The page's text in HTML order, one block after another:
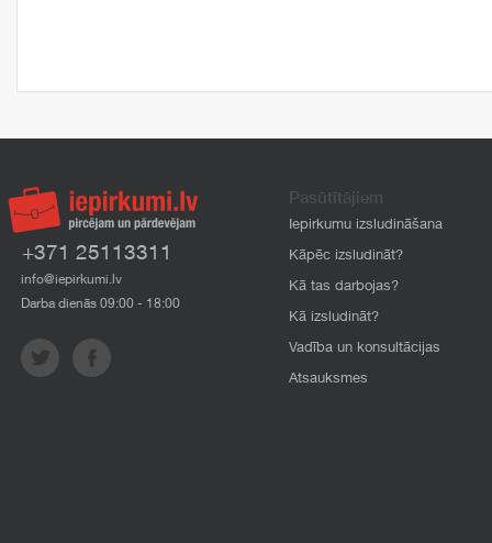
+371 25113311
info@iepirkumi.lv
Darba dienās 09:00 - 18:00
Pasūtītājiem
Iepirkumu izsludināšana
Kāpēc izsludināt?
Kā tas darbojas?
Kā izsludināt?
Vadība un konsultācijas
Atsauksmes